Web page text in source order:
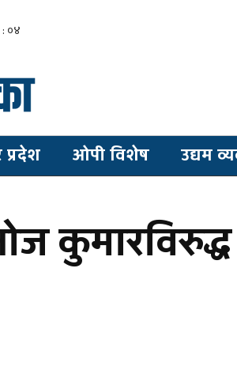
ओपी विशेष उद्यम
कुमारविरुद्ध